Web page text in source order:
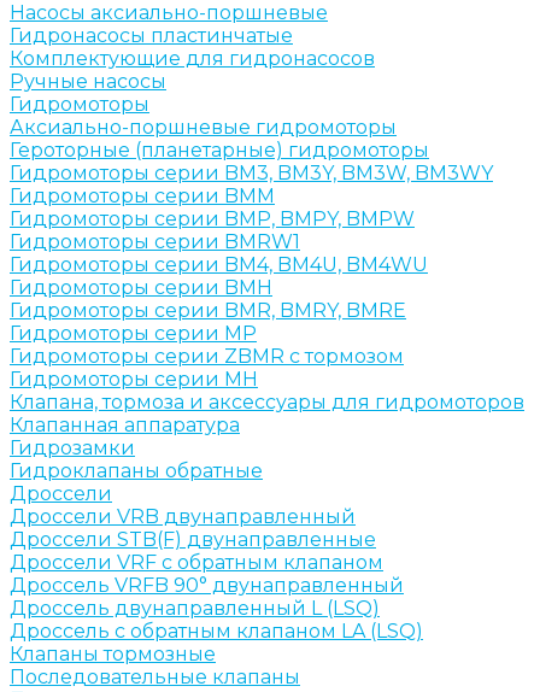
Насосы аксиально-поршневые
Гидронасосы пластинчатые
Комплектующие для гидронасосов
Ручные насосы
Гидромоторы
Аксиально-поршневые гидромоторы
Героторные (планетарные) гидромоторы
Гидромоторы серии BM3, BM3Y, BM3W, BM3WY
Гидромоторы серии BMM
Гидромоторы серии BMP, BMPY, BMPW
Гидромоторы серии BMRW1
Гидромоторы серии BМ4, BM4U, BМ4WU
Гидромоторы серии BМH
Гидромоторы серии BМR, BMRY, BМRE
Гидромоторы серии MP
Гидромоторы серии ZBMR с тормозом
Гидромоторы серии МH
Клапана, тормоза и аксессуары для гидромоторов
Клапанная аппаратура
Гидрозамки
Гидроклапаны обратные
Дроссели
Дроссели VRB двунаправленный
Дроссели STB(F) двунаправленные
Дроссели VRF с обратным клапаном
Дроссель VRFB 90° двунаправленный
Дроссель двунаправленный L (LSQ)
Дроссель с обратным клапаном LA (LSQ)
Клапаны тормозные
Последовательные клапаны